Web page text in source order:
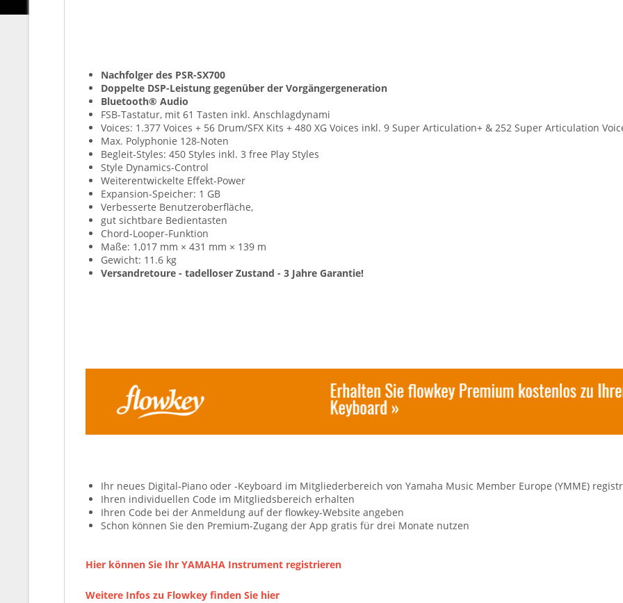
Nachfolger des PSR-SX700
Doppelte DSP-Leistung gegenüber der Vorgängergeneration
Bluetooth® Audio
FSB-Tastatur, mit 61 Tasten inkl. Anschlagdynami
Voices: 1.377 Voices + 56 Drum/SFX Kits + 480 XG Voices inkl. 9 Super Articulation+ & 252 Super Articulation
Max. Polyphonie 128-Noten
Begleit-Styles: 450 Styles inkl. 3 free Play Styles
Style Dynamics-Control
Weiterentwickelte Effekt-Power
Expansion-Speicher: 1 GB
Verbesserte Benutzeroberfläche,
gut sichtbare Bedientasten
Chord-Looper-Funktion
Maße: 1,017 mm × 431 mm × 139 m
Gewicht: 11.6 kg
Versandretoure - tadelloser Zustand - 3 Jahre Garantie!
Ihr neues Digital-Piano oder -Keyboard im Mitgliederbereich von Yamaha Music Member Europe (YMME)
Ihren individuellen Code im Mitgliedsbereich erhalten
Ihren Code bei der Anmeldung auf der flowkey-Website angeben
Schon können Sie den Premium-Zugang der App gratis für drei Monate nutzen
Hier können Sie Ihr YAMAHA Instrument registrieren
Weitere Infos zu Flowkey finden Sie hier